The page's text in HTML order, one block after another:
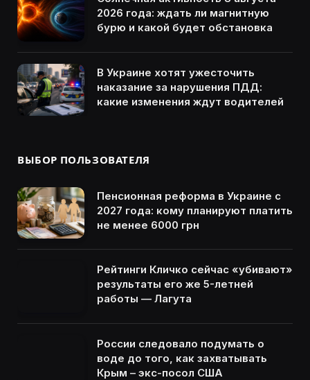
2026 года: ждать ли магнитную
бурю и какой будет обстановка
В Украине хотят ужесточить
наказание за нарушения ПДД:
какие изменения ждут водителей
ВЫБОР ПОЛЬЗОВАТЕЛЯ
Пенсионная реформа в Украине с
2027 года: кому планируют платить
не менее 6000 грн
Рейтинги Кличко сейчас «убивают»
результаты его же 5-летней
работы — Лагута
России следовало подумать о
воде до того, как захватывать
Крым – экс-посол США